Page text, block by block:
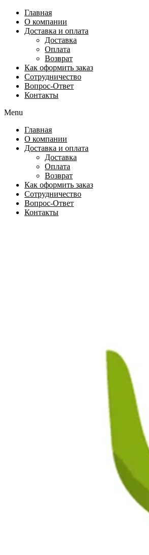
Перейти
содержимому
Главная
О компании
Доставка и оплата
Доставка
Оплата
Возврат
Как оформить заказ
Сотрудничество
Вопрос-Ответ
Контакты
Menu
Главная
О компании
Доставка и оплата
Доставка
Оплата
Возврат
Как оформить заказ
Сотрудничество
Вопрос-Ответ
Контакты